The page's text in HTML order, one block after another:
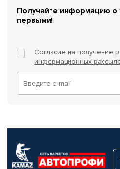
Получайте информацию о
первыми!
Согласие на получение
информационных